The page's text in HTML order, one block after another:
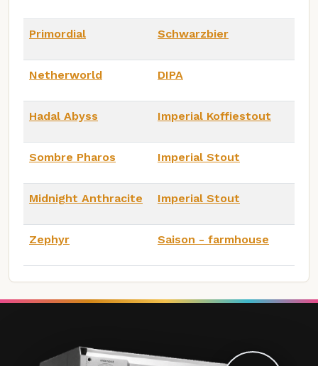
Primordial Schwarzbier
Netherworld DIPA
Hadal Abyss Imperial Koffiestout
Sombre Pharos Imperial Stout
Midnight Anthracite Imperial Stout
Zephyr Saison - farmhouse